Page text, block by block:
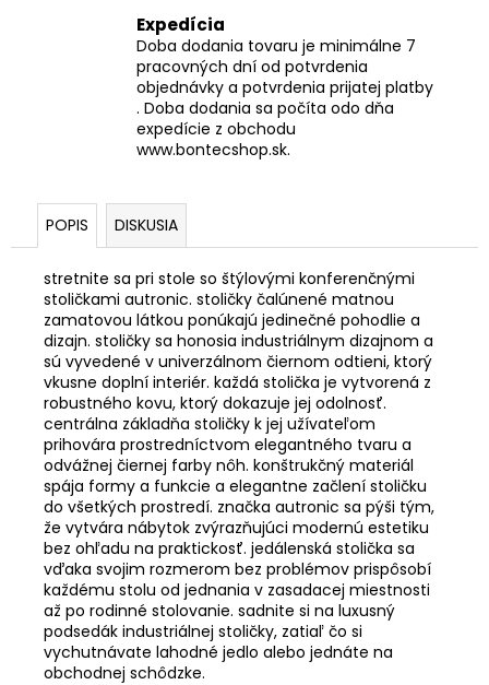
Expedícia
Doba dodania tovaru je minimálne 7
pracovných dní od potvrdenia
objednávky a potvrdenia prijatej platby
. Doba dodania sa počíta odo dňa
expedície z obchodu
www.bontecshop.sk.
POPIS DISKUSIA
stretnite sa pri stole so štýlovými konferenčnými
stoličkami autronic. stoličky čalúnené matnou
zamatovou látkou ponúkajú jedinečné pohodlie a
dizajn. stoličky sa honosia industriálnym dizajnom a
sú vyvedené v univerzálnom čiernom odtieni, ktorý
vkusne doplní interiér. každá stolička je vytvorená z
robustného kovu, ktorý dokazuje jej odolnosť.
centrálna základňa stoličky k jej užívateľom
prihovára prostredníctvom elegantného tvaru a
odvážnej čiernej farby nôh. konštrukčný materiál
spája formy a funkcie a elegantne začlení stoličku
do všetkých prostredí. značka autronic sa pýši tým,
že vytvára nábytok zvýrazňujúci modernú estetiku
bez ohľadu na praktickosť. jedálenská stolička sa
vďaka svojim rozmerom bez problémov prispôsobí
každému stolu od jednania v zasadacej miestnosti
až po rodinné stolovanie. sadnite si na luxusný
podsedák industriálnej stoličky, zatiaľ čo si
vychutnávate lahodné jedlo alebo jednáte na
obchodnej schôdzke.